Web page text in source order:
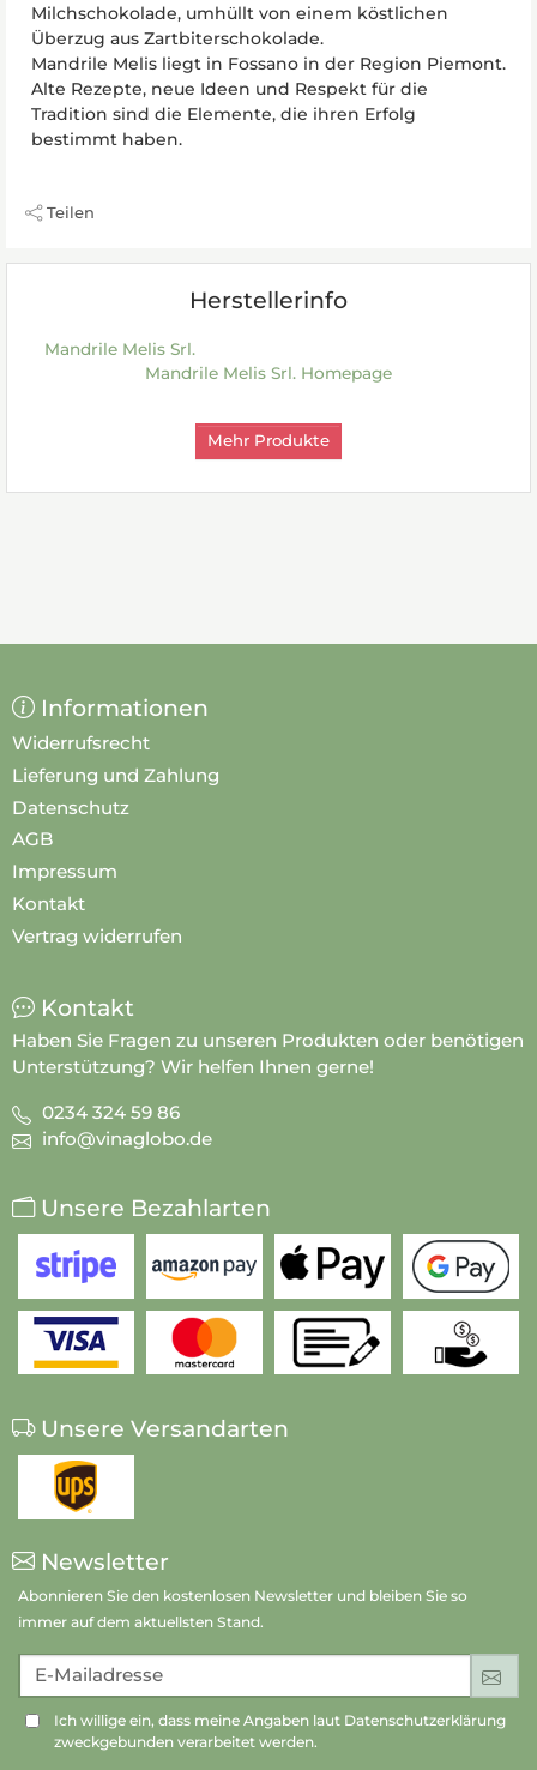
Milchschokolade, umhüllt von einem köstlichen
Überzug aus Zartbiterschokolade.
Mandrile Melis liegt in Fossano in der Region Piemont.
Alte Rezepte, neue Ideen und Respekt für die
Tradition sind die Elemente, die ihren Erfolg
bestimmt haben.
Teilen
Herstellerinfo
Mandrile Melis Srl.
Mandrile Melis Srl. Homepage
Mehr Produkte
Informationen
Widerrufsrecht
Lieferung und Zahlung
Datenschutz
AGB
Impressum
Kontakt
Vertrag widerrufen
Kontakt
Haben Sie Fragen zu unseren Produkten oder benötigen
Unterstützung? Wir helfen Ihnen gerne!
0234 324 59 86
info@vinaglobo.de
Unsere Bezahlarten
Unsere Versandarten
Newsletter
Abonnieren Sie den kostenlosen Newsletter und bleiben Sie so
immer auf dem aktuellsten Stand.
E-Mailadresse
Ich willige ein, dass meine Angaben laut Datenschutzerklärung
zweckgebunden verarbeitet werden.